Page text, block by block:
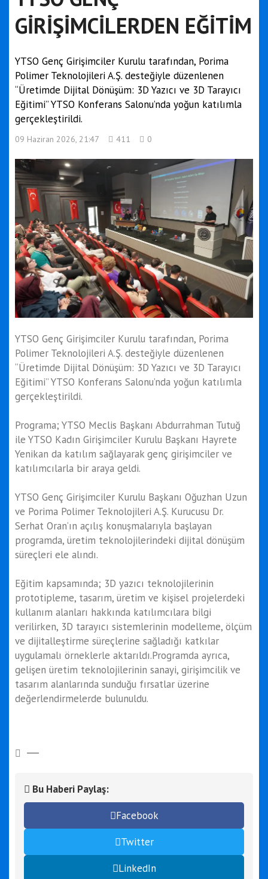
GİRİŞİMCİLERDEN EĞİTİM
YTSO Genç Girişimciler Kurulu tarafından, Porima
Polimer Teknolojileri A.Ş. desteğiyle düzenlenen
“Üretimde Dijital Dönüşüm: 3D Yazıcı ve 3D Tarayıcı
Eğitimi” YTSO Konferans Salonu’nda yoğun katılımla
gerçekleştirildi.
09 Haziran 2026, 21:47 411 0
YTSO Genç Girişimciler Kurulu tarafından, Porima
Polimer Teknolojileri A.Ş. desteğiyle düzenlenen
“Üretimde Dijital Dönüşüm: 3D Yazıcı ve 3D Tarayıcı
Eğitimi” YTSO Konferans Salonu’nda yoğun katılımla
gerçekleştirildi.
Programa; YTSO Meclis Başkanı Abdurrahman Tutuğ
ile YTSO Kadın Girişimciler Kurulu Başkanı Hayrete
Yenikan da katılım sağlayarak genç girişimciler ve
katılımcılarla bir araya geldi.
YTSO Genç Girişimciler Kurulu Başkanı Oğuzhan Uzun
ve Porima Polimer Teknolojileri A.Ş. Kurucusu Dr.
Serhat Oran’ın açılış konuşmalarıyla başlayan
programda, üretim teknolojilerindeki dijital dönüşüm
süreçleri ele alındı.
Eğitim kapsamında; 3D yazıcı teknolojilerinin
prototipleme, tasarım, üretim ve kişisel projelerdeki
kullanım alanları hakkında katılımcılara bilgi
verilirken, 3D tarayıcı sistemlerinin modelleme, ölçüm
ve dijitalleştirme süreçlerine sağladığı katkılar
uygulamalı örneklerle aktarıldı.Programda ayrıca,
gelişen üretim teknolojilerinin sanayi, girişimcilik ve
tasarım alanlarında sunduğu fırsatlar üzerine
değerlendirmelerde bulunuldu.
Bu Haberi Paylaş:
Facebook
Twitter
LinkedIn